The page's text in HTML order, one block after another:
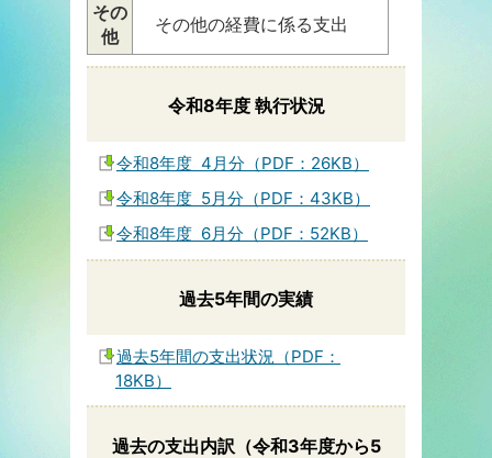
その
他
その他の経費に係る支出
令和8年度 執行状況
令和8年度 4月分（PDF：26KB）
令和8年度 5月分（PDF：43KB）
令和8年度 6月分（PDF：52KB）
過去5年間の実績
過去5年間の支出状況（PDF：
18KB）
過去の支出内訳（令和3年度から5